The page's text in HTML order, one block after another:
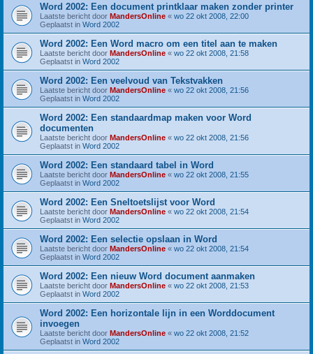
Word 2002: Een document printklaar maken zonder printer
Laatste bericht door MandersOnline « wo 22 okt 2008, 22:00
Geplaatst in Word 2002
Word 2002: Een Word macro om een titel aan te maken
Laatste bericht door MandersOnline « wo 22 okt 2008, 21:58
Geplaatst in Word 2002
Word 2002: Een veelvoud van Tekstvakken
Laatste bericht door MandersOnline « wo 22 okt 2008, 21:56
Geplaatst in Word 2002
Word 2002: Een standaardmap maken voor Word
documenten
Laatste bericht door MandersOnline « wo 22 okt 2008, 21:56
Geplaatst in Word 2002
Word 2002: Een standaard tabel in Word
Laatste bericht door MandersOnline « wo 22 okt 2008, 21:55
Geplaatst in Word 2002
Word 2002: Een Sneltoetslijst voor Word
Laatste bericht door MandersOnline « wo 22 okt 2008, 21:54
Geplaatst in Word 2002
Word 2002: Een selectie opslaan in Word
Laatste bericht door MandersOnline « wo 22 okt 2008, 21:54
Geplaatst in Word 2002
Word 2002: Een nieuw Word document aanmaken
Laatste bericht door MandersOnline « wo 22 okt 2008, 21:53
Geplaatst in Word 2002
Word 2002: Een horizontale lijn in een Worddocument
invoegen
Laatste bericht door MandersOnline « wo 22 okt 2008, 21:52
Geplaatst in Word 2002